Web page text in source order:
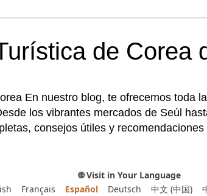
de Corea
En nuestro blog, te ofrecemos toda
los vibrantes mercados de Seúl
consejos útiles y
🌐 Visit in Your Language
Français Español Deutsch 中文 (中国)